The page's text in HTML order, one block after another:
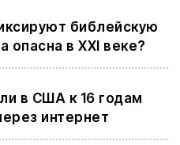
библейскую
опасна в XXI веке?
в США к 16 годам
интернет